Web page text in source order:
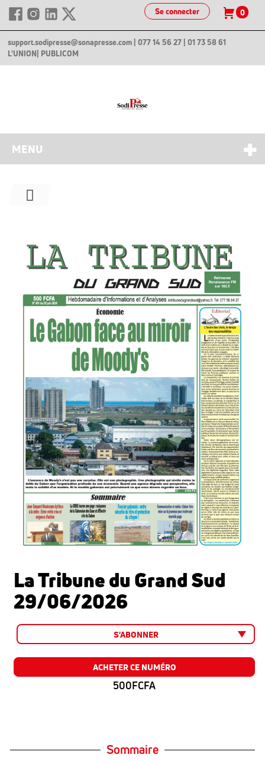
Se connecter 0
support.sodipresse@sonapresse.com | 077 14 56 27 | 01 73 58 61
L'UNION | PUBLICOM
MENU
La Tribune du Grand Sud
29/06/2026
S'ABONNER
ACHETER CE NUMÉRO
500FCFA
Sommaire